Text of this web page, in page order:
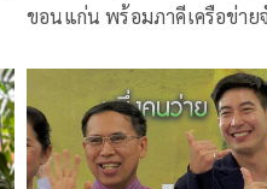
ขอนแก่น พร้อมภาคีเครือข่าย
เหนียว ประจำปี 2567 ภาย
พร้อมชวนประชาชนร่วมสนุก